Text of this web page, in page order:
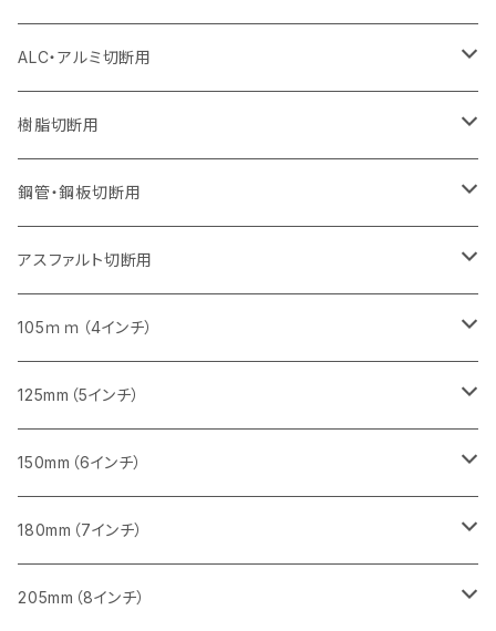
セグメント（特殊凸凹加工チップ）
セグメント（特殊凸凹加工チップ）
セグメント
セグメント（特殊凸凹加工チップ）
セグメントタイプ
セグメントタイプ（一般道路カッター用
355mm（14インチ）
セグメントタイプ
セグメントタイプ（一般道路カッター用
405mm（16インチ）
セグメントタイプ
セグメントタイプ（一般道路カッター用
455mm（18インチ）
セグメント（一般道路カッター用
セグメントタイプ
埋設鋳鉄管工事対応タイプ
355mm（14インチ）
セグメントタイプ
埋設鋳鉄管工事対応タイプ
405mm（16インチ）
セグメントタイプ
埋設鋳鉄管工事対応タイプ
ウェーブタイプ
セグメントタイプ
ウェーブタイプ
255mm（10インチ）
セグメントタイプ
セグメントタイプ（一般道路カッター用
305mm（12インチ）
セグメント
セグメント（特殊凸凹加工チップ）
355mm（14インチ）
セグメント
セグメント（特殊凸凹加工チップ）
405mm（16インチ）
セグメント
セグメント（一般道路カッター用
473mm（18インチ）
セグメント（一般道路カッター用
セグメントタイプ
205mm（8インチ）
セグメントタイプ
230mm（9インチ）
セグメントタイプ
255mm（10インチ）
セグメントタイプ
305mm（12インチ）
セグメント
セグメント（特殊凸凹加工チップ）
355mm（14インチ）
セグメント
セグメント（特殊凸凹加工チップ）
405mm（16インチ）
セグメントタイプ
セグメントタイプ
125ｍｍ（5インチ）
ALC・アルミ切断用
305mm（12インチ）
砥石（補強綱入り）
355mm（14インチ）
砥石（補強綱入り）
樹脂切断用
305mm（12インチ）
砥石（補強綱入り）
355mm（14インチ）
砥石（補強綱入り）
鋼管・鋼板切断用
305mm（12インチ）
砥石（補強綱入り）
355mm（14インチ）
砥石（補強綱入り）
アスファルト切断用
255ｍｍ（10インチ）
一般道路カッター用
305ｍｍ（12インチ）
一般道路カッター用
355ｍｍ（14インチ）
一般道路カッター用
405mm（16インチ）
一般道路カッター用
455ｍｍ（18インチ）
105ｍｍ（4インチ）
タイル切断用
みかげ石（御影石）切断用
コンクリート切断用
ブロック切断用
125mm（5インチ）
タイル切断用
みかげ石（御影石）切断用
コンクリート切断用
150mm（6インチ）
みかげ石（御影石）切断用
コンクリート切断用
180mm（7インチ）
みかげ石（御影石）切断用
205mm（8インチ）